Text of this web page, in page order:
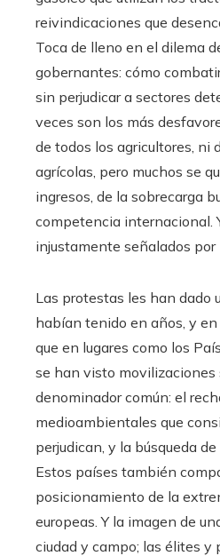
reivindicaciones que
Toca de lleno en el dilema
gobernantes: cómo
sin perjudicar a sectores
veces son los más
de todos los agricultores, ni
agrícolas, pero muchos se
ingresos, de la sobrecarga
competencia internacional.
injustamente señalados por
Las protestas les han dado
habían tenido en años, y
que en lugares como los
se han visto movilizaciones
denominador común: el
medioambientales que
perjudican, y la búsqueda
Estos países también
posicionamiento de la
europeas. Y la imagen de
ciudad y campo; las élites y